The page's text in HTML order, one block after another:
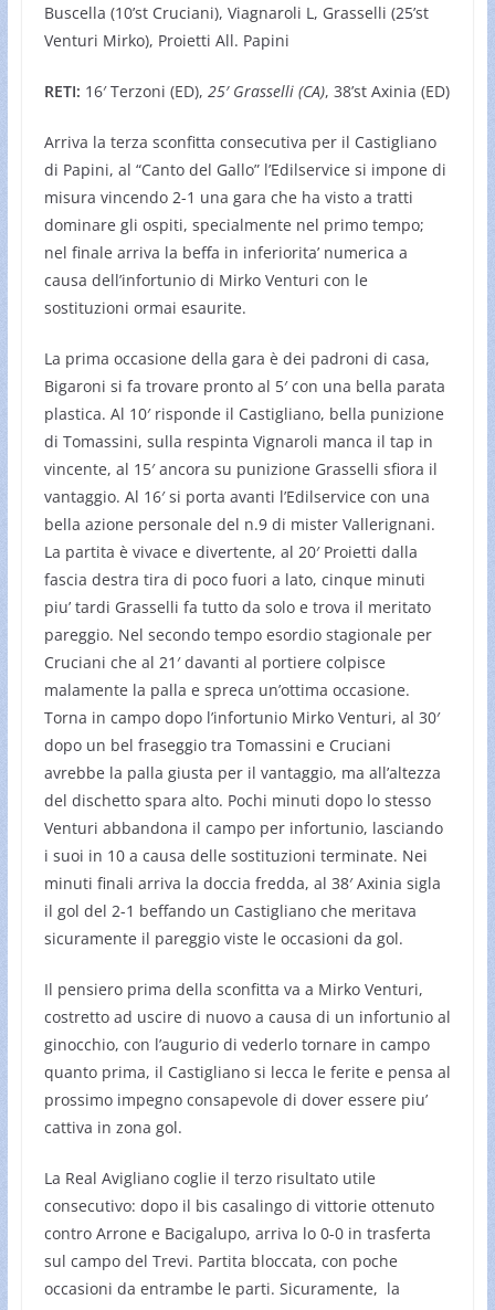
Buscella (10’st Cruciani), Viagnaroli L, Grasselli (25’st
Venturi Mirko), Proietti All. Papini
RETI: 16′ Terzoni (ED), 25′ Grasselli (CA), 38’st Axinia (ED)
Arriva la terza sconfitta consecutiva per il Castigliano
di Papini, al “Canto del Gallo” l’Edilservice si impone di
misura vincendo 2-1 una gara che ha visto a tratti
dominare gli ospiti, specialmente nel primo tempo;
nel finale arriva la beffa in inferiorita’ numerica a
causa dell’infortunio di Mirko Venturi con le
sostituzioni ormai esaurite.
La prima occasione della gara è dei padroni di casa,
Bigaroni si fa trovare pronto al 5′ con una bella parata
plastica. Al 10′ risponde il Castigliano, bella punizione
di Tomassini, sulla respinta Vignaroli manca il tap in
vincente, al 15′ ancora su punizione Grasselli sfiora il
vantaggio. Al 16′ si porta avanti l’Edilservice con una
bella azione personale del n.9 di mister Vallerignani.
La partita è vivace e divertente, al 20′ Proietti dalla
fascia destra tira di poco fuori a lato, cinque minuti
piu’ tardi Grasselli fa tutto da solo e trova il meritato
pareggio. Nel secondo tempo esordio stagionale per
Cruciani che al 21′ davanti al portiere colpisce
malamente la palla e spreca un’ottima occasione.
Torna in campo dopo l’infortunio Mirko Venturi, al 30′
dopo un bel fraseggio tra Tomassini e Cruciani
avrebbe la palla giusta per il vantaggio, ma all’altezza
del dischetto spara alto. Pochi minuti dopo lo stesso
Venturi abbandona il campo per infortunio, lasciando
i suoi in 10 a causa delle sostituzioni terminate. Nei
minuti finali arriva la doccia fredda, al 38′ Axinia sigla
il gol del 2-1 beffando un Castigliano che meritava
sicuramente il pareggio viste le occasioni da gol.
Il pensiero prima della sconfitta va a Mirko Venturi,
costretto ad uscire di nuovo a causa di un infortunio al
ginocchio, con l’augurio di vederlo tornare in campo
quanto prima, il Castigliano si lecca le ferite e pensa al
prossimo impegno consapevole di dover essere piu’
cattiva in zona gol.
La Real Avigliano coglie il terzo risultato utile
consecutivo: dopo il bis casalingo di vittorie ottenuto
contro Arrone e Bacigalupo, arriva lo 0-0 in trasferta
sul campo del Trevi. Partita bloccata, con poche
occasioni da entrambe le parti. Sicuramente, la